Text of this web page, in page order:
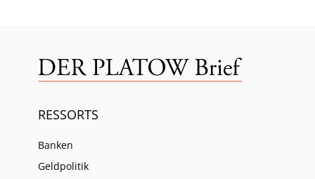
RESSORTS
Banken
Geldpolitik